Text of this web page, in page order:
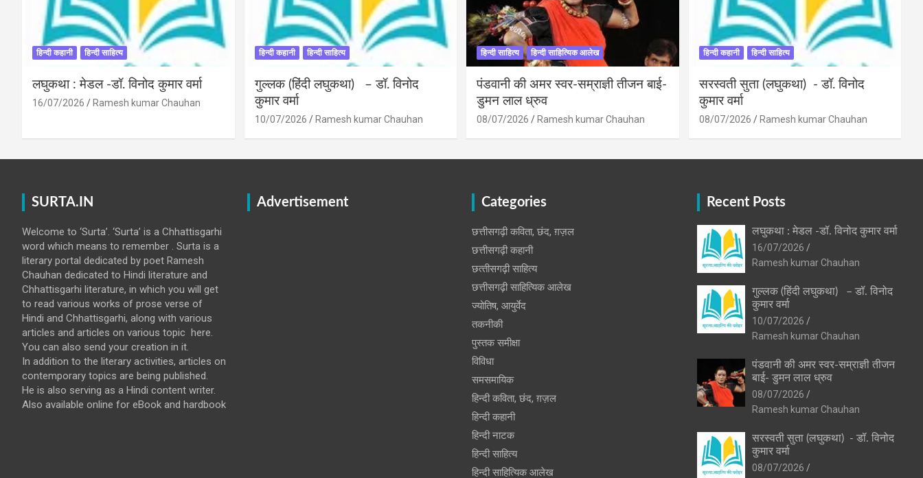
हिन्दी कहानी हिन्दी साहित्य
लघुकथा : मेडल -डॉ. विनोद कुमार वर्मा
16/07/2026 Ramesh kumar Chauhan
हिन्दी कहानी हिन्दी साहित्य
गुल्लक (हिंदी लघुकथा) – डॉ. विनोद
कुमार वर्मा
10/07/2026 Ramesh kumar Chauhan
हिन्दी साहित्य हिन्दी साहित्यिक आलेख
पंडवानी की अमर स्वर-सम्राज्ञी तीजन बाई-
डुमन लाल ध्रुव
08/07/2026 Ramesh kumar Chauhan
हिन्दी कहानी हिन्दी साहित्य
सरस्वती सुता (लघुकथा) ​- डॉ. विनोद
कुमार वर्मा
08/07/2026 Ramesh kumar Chauhan
SURTA.IN
Welcome to ‘Surta’. ‘Surta’ is a Chhattisgarhi
word which means to remember . Surta is a
literary portal dedicated by poet Ramesh
Chauhan dedicated to Hindi literature and
Chhattisgarhi literature, in which you will get
to read various works of prose verse of
Hindi and Chhattisgarhi, along with various
articles and articles on various topic here.
You can also send your creation in it.
In addition to the literary activities, articles on
contemporary topics are being published.
He is also serving as a Hindi content writer.
Also available online for eBook and hardbook
Advertisement Categories
छत्तीसगढ़ी कविता, छंद, ग़ज़ल
छत्तीसगढ़ी कहानी
छत्‍तीसगढ़ी साहित्‍य
छत्तीसगढ़ी साहित्यिक आलेख
ज्योतिष, आयुर्वेद
तकनीकी
पुस्‍तक समीक्षा
विविधा
समसमायिक
हिन्दी कविता, छंद, ग़ज़ल
हिन्दी कहानी
हिन्‍दी नाटक
हिन्दी साहित्य
हिन्दी साहित्यिक आलेख
Recent Posts
लघुकथा : मेडल -डॉ. विनोद कुमार वर्मा
16/07/2026
Ramesh kumar Chauhan
गुल्लक (हिंदी लघुकथा) – डॉ. विनोद
कुमार वर्मा
10/07/2026
Ramesh kumar Chauhan
पंडवानी की अमर स्वर-सम्राज्ञी तीजन
बाई- डुमन लाल ध्रुव
08/07/2026
Ramesh kumar Chauhan
सरस्वती सुता (लघुकथा) ​- डॉ. विनोद
कुमार वर्मा
08/07/2026